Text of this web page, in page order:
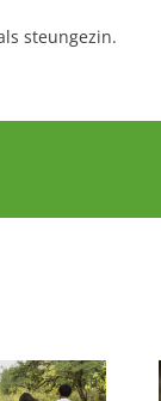
steungezin.